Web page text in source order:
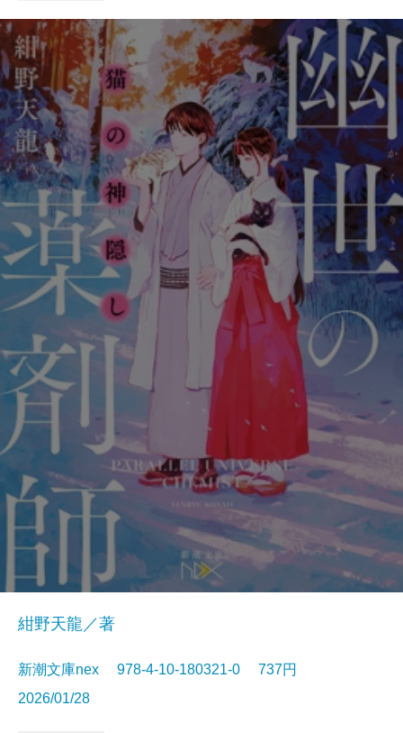
紺野天龍／著
新潮文庫nex 978-4-10-180321-0 737円
2026/01/28